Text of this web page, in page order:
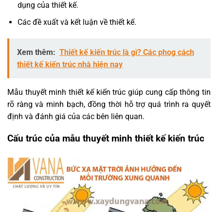
dụng của thiết kế.
Các đề xuất và kết luận về thiết kế.
Xem thêm: Thiết kế kiến trúc là gì? Các phog cách
thiết kế kiến trúc nhà hiện nay
Mẫu thuyết minh thiết kế kiến trúc giúp cung cấp thông tin
rõ ràng và minh bạch, đồng thời hỗ trợ quá trình ra quyết
định và đánh giá của các bên liên quan.
Cấu trúc của mẫu thuyết minh thiết kế kiến trúc